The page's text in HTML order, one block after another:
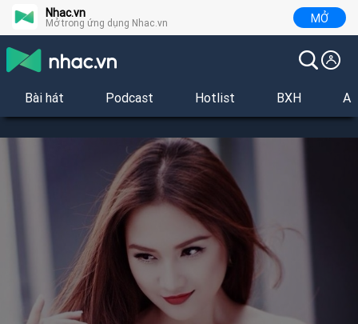
Nhac.vn
Mở trong ứng dụng Nhac.vn MỞ
Bài hát Podcast Hotlist BXH